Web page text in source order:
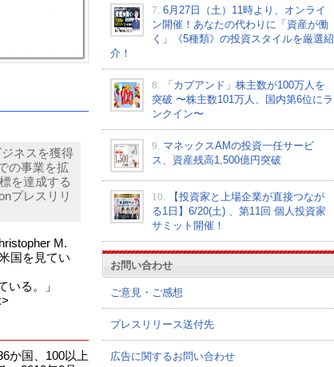
ネスを獲得
の事業を拡
を達成する
プレスリリ
M.
国を見てい
いる。」
か国、100以上
7. 6月27日（土）11時より、オンライ
ン開催！あなたの代わりに「資産が働
く」《5種類》の投資スタイルを厳選紹
介！
8.
「カブアンド」株主数が100万人を
突破 〜株主数101万人、国内第6位にラ
ンクイン〜
9. マネックスAMの投資一任サービ
ス、資産残高1,500億円突破
10.
【投資家と上場企業が直接つなが
る1日】6/20(土) 、第11回 個人投資家
サミット開催！
お問い合わせ
ご意見・ご感想
プレスリリース送付先
広告に関するお問い合わせ